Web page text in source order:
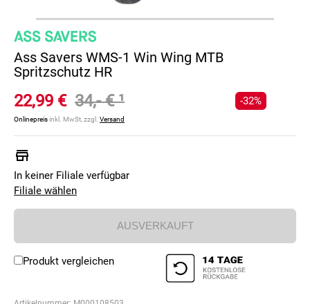
Ass Savers WMS-1 Win Wing MTB
Spritzschutz HR
22,99 € 34,- €¹
Onlinepreisinkl. MwSt, zzgl. Versand
-32%
In keiner Filiale verfügbar
Filiale wählen
AUSVERKAUFT
Produkt vergleichen